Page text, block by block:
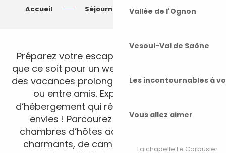
Vallée de l'Ognon
Vesoul-Val de Saône
Les incontournables à
Vous allez aimer
La chapelle Le Corbusier
Accueil Séjourner Où dormir ?
Préparez votre escapade en Haute-Saône,
que ce soit pour un week-end revitalisant ou
des vacances prolongées, en solo, en famille
ou entre amis. Explorez nos options
d’hébergement qui répondent à toutes vos
envies ! Parcourez notre sélection de
chambres d’hôtes accueillantes, de gîtes
charmants, de campings au cœur de la